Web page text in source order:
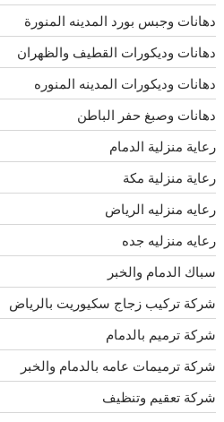
دهانات وجبس بورد المدينه المنورة
دهانات وديكورات القطيف والظهران
دهانات وديكورات المدينه المنوره
دهانات وصبغ حفر الباطن
رعاية منزلية الدمام
رعاية منزلية مكة
رعايه منزليه الرياض
رعايه منزليه جده
سباك الدمام والخبر
شركة تركيب زجاج سكيوريت بالرياض
شركة ترميم بالدمام
شركة ترميمات عامه بالدمام والخبر
شركة تعقيم وتنظيف